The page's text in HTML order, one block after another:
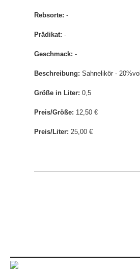
Rebsorte: -
Prädikat: -
Geschmack: -
Beschreibung: Sahnelikör - 20%vol
Größe in Liter: 0,5
Preis/Größe: 12,50 €
Preis/Liter: 25,00 €